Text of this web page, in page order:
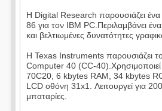
Η Digital Research παρουσιάζει ένα
86 για τον IBM PC.Περιλαμβάνει
και βελτιωμένες δυνατότητες
Η Texas Instruments παρουσιάζει
Computer 40 (CC-
70C20, 6 kbytes RAM, 34 kbytes
LCD οθόνη 31x1. Λειτουργεί για
μπαταρίες.